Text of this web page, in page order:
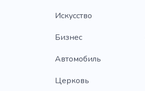
Искусство
Бизнес
Автомобиль
Церковь